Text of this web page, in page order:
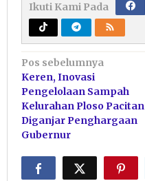
Ikuti Kami Pada
Navigasi
pos
Pos sebelumnya
Keren, Inovasi
Pengelolaan Sampah
Kelurahan Ploso Pacitan
Diganjar Penghargaan
Gubernur